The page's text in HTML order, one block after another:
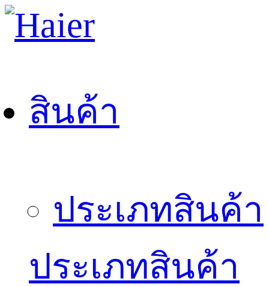
สินค้า
ประเภทสินค้า
ประเภทสินค้า